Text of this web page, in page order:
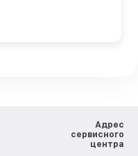
Адрес
сервисного
центра